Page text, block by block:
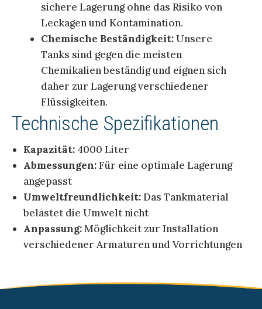
sichere Lagerung ohne das Risiko von
Leckagen und Kontamination.
Chemische Beständigkeit:Unsere
Tanks sind gegen die meisten
Chemikalien beständig und eignen sich
daher zur Lagerung verschiedener
Flüssigkeiten.
Technische Spezifikationen
Kapazität: 4000 Liter
Abmessungen:Für eine optimale Lagerung
angepasst
Umweltfreundlichkeit:Das Tankmaterial
belastet die Umwelt nicht
Anpassung:Möglichkeit zur Installation
verschiedener Armaturen und Vorrichtungen